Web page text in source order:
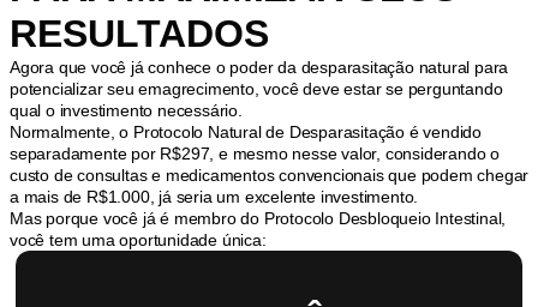
RESULTADOS
Agora que você já conhece o poder da desparasitação natural para
potencializar seu emagrecimento, você deve estar se perguntando
qual o investimento necessário.
Normalmente, o Protocolo Natural de Desparasitação é vendido
separadamente por R$297, e mesmo nesse valor, considerando o
custo de consultas e medicamentos convencionais que podem chegar
a mais de R$1.000, já seria um excelente investimento.
Mas porque você já é membro do Protocolo Desbloqueio Intestinal,
você tem uma oportunidade única: